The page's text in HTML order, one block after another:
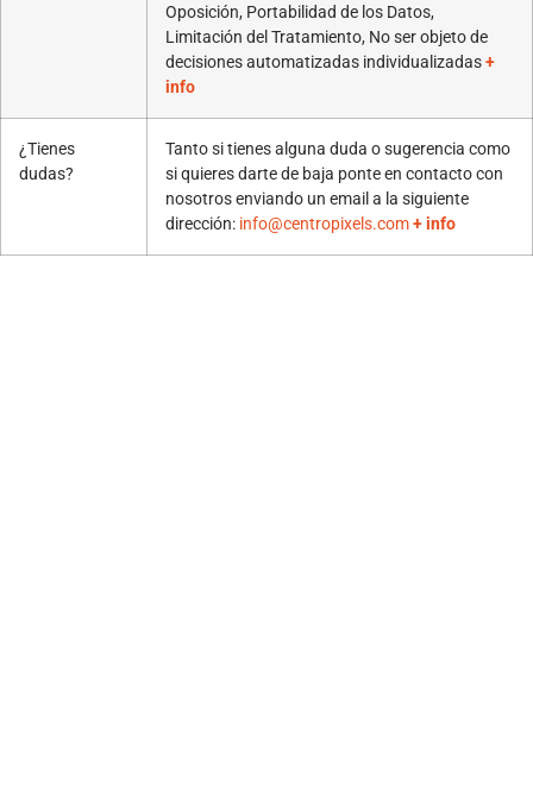
Oposición, Portabilidad de los Datos,
Limitación del Tratamiento, No ser objeto de
decisiones automatizadas individualizadas+
info
¿Tienes
dudas?
Tanto si tienes alguna duda o sugerencia como
si quieres darte de baja ponte en contacto con
nosotros enviando un email a la siguiente
dirección: info@centropixels.com+ info